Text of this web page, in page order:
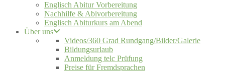
Englisch Abitur Vorbereitung
Nachhilfe & Abivorbereitung
Englisch Abiturkurs am Abend
Über uns
Videos/360 Grad Rundgang/Bilder/Galerie
Bildungsurlaub
Anmeldung telc Prüfung
Preise für Fremdsprachen